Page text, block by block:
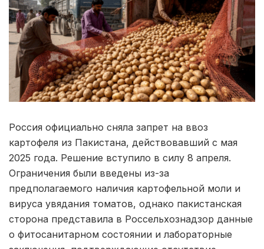
Россия официально сняла запрет на ввоз
картофеля из Пакистана, действовавший с мая
2025 года. Решение вступило в силу 8 апреля.
Ограничения были введены из-за
предполагаемого наличия картофельной моли и
вируса увядания томатов, однако пакистанская
сторона представила в Россельхознадзор данные
о фитосанитарном состоянии и лабораторные